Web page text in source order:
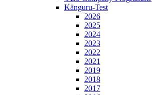
Känguru-Test
2026
2025
2024
2023
2022
2021
2019
2018
2017